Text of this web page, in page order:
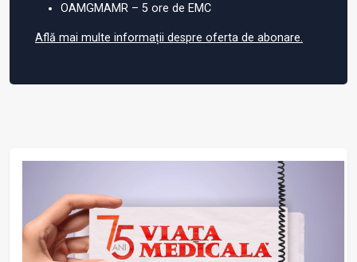
OAMGMAMR – 5 ore de EMC
Află mai multe informații despre oferta de abonare.